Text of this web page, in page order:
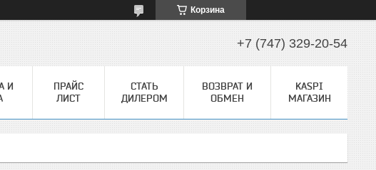
Корзина
+7 (747) 329-20-54
И
ПРАЙС
ЛИСТ
СТАТЬ
ДИЛЕРОМ
ВОЗВРАТ И
ОБМЕН
KASPI
МАГАЗИН